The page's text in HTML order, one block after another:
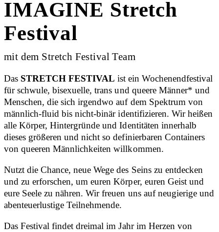
IMAGINE Stretch
Festival
mit dem Stretch Festival Team
Das STRETCH FESTIVAL ist ein Wochenendfestival
für schwule, bisexuelle, trans und queere Männer* und
Menschen, die sich irgendwo auf dem Spektrum von
männlich-fluid bis nicht-binär identifizieren. Wir heißen
alle Körper, Hintergründe und Identitäten innerhalb
dieses größeren und nicht so definierbaren Containers
von queeren Männlichkeiten willkommen.
Nutzt die Chance, neue Wege des Seins zu entdecken
und zu erforschen, um euren Körper, euren Geist und
eure Seele zu nähren. Wir freuen uns auf neugierige und
abenteuerlustige Teilnehmende.
Das Festival findet dreimal im Jahr im Herzen von